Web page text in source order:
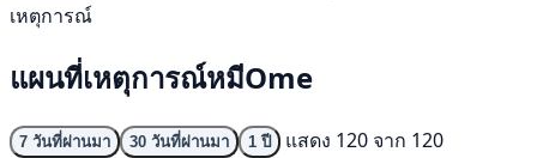
เหตุการณ์
แผนที่เหตุการณ์หมีOme
7 วันที่ผ่านมา 30 วันที่ผ่านมา 1 ปี
แสดง 120 จาก 120